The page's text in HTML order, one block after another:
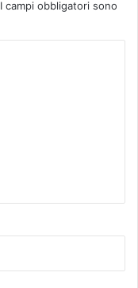
I campi obbligatori sono